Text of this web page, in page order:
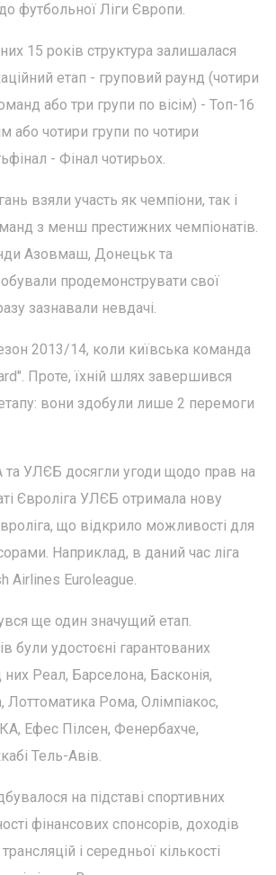
футбольної Ліги Європи.
15 років структура залишалася
етап - груповий раунд (чотири
або три групи по вісім) - Топ-16
або чотири групи по чотири
- Фінал чотирьох.
взяли участь як чемпіони, так і
з менш престижних чемпіонатів.
Азовмаш, Донецьк та
продемонструвати свої
зазнавали невдачі.
2013/14, коли київська команда
Проте, їхній шлях завершився
вони здобули лише 2 перемоги
та УЛЄБ досягли угоди щодо прав на
Євроліга УЛЄБ отримала нову
що відкрило можливості для
Наприклад, в даний час ліга
Airlines Euroleague.
ще один значущий етап.
були удостоєні гарантованих
них Реал, Барселона, Басконія,
Лоттоматика Рома, Олімпіакос,
Ефес Пілсен, Фенербахче,
Тель-Авів.
на підставі спортивних
фінансових спонсорів, доходів
і середньої кількості